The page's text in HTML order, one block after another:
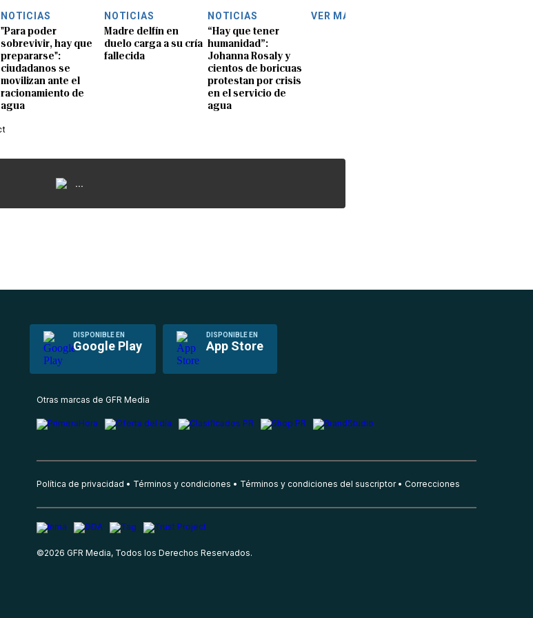
NOTICIAS
"Para poder
sobrevivir, hay que
prepararse":
ciudadanos se
movilizan ante el
racionamiento de
agua
NOTICIAS
Madre delfín en
duelo carga a su cría
fallecida
NOTICIAS
“Hay que tener
humanidad”:
Johanna Rosaly y
cientos de boricuas
protestan por crisis
en el servicio de
agua
VER MÁS
...
DISPONIBLE EN
Google Play
DISPONIBLE EN
App Store
Otras marcas de GFR Media
Política de privacidad Términos y condiciones Términos y condiciones del suscriptor Correcciones
©2026 GFR Media, Todos los Derechos Reservados.